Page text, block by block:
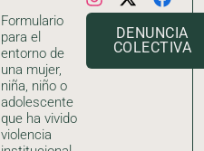
Formulario
para el
entorno de
una mujer,
niña, niño o
adolescente
que ha vivido
violencia
DENUNCIA
COLECTIVA